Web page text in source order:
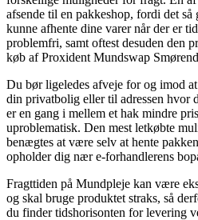
afsende til en pakkeshop, fordi det
kunne afhente dine varer når der er
problemfri, samt oftest desuden den
køb af Proxident Mundswap
Du bør ligeledes afveje for og imod
din privatbolig eller til adressen hvor
er en gang i mellem et hak mindre
uproblematisk. Den mest letkøbte
benægtes at være selv at hente
opholder dig nær e-forhandlerens
Fragttiden på Mundpleje kan være
og skal bruge produktet straks, så
du finder tidshorisonten for levering